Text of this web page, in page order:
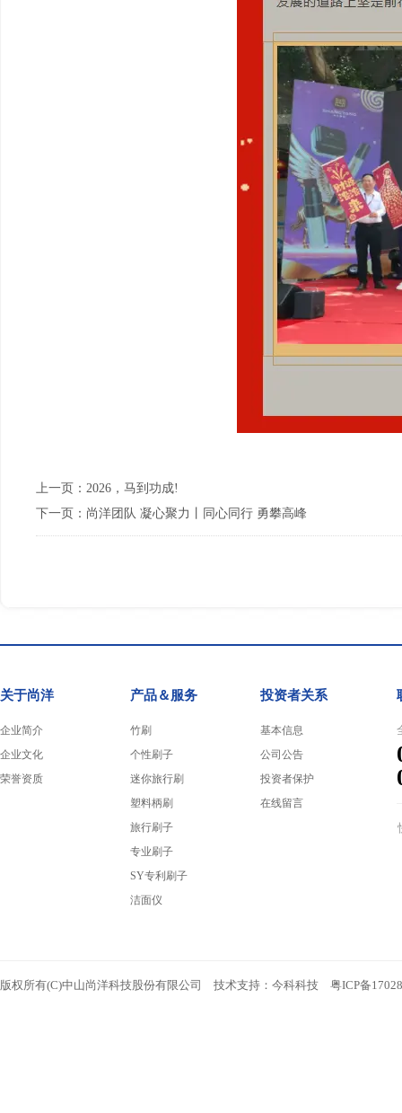
上一页： 2026，马到功成!
下一页： 尚洋团队 凝心聚力丨同心同行 勇攀高峰
关于尚洋
企业简介
企业文化
荣誉资质
产品＆服务
竹刷
个性刷子
迷你旅行刷
塑料柄刷
旅行刷子
专业刷子
SY专利刷子
洁面仪
投资者关系
基本信息
公司公告
投资者保护
在线留言
版权所有(C)中山尚洋科技股份有限公司 技术支持： 今科科技 粤ICP备